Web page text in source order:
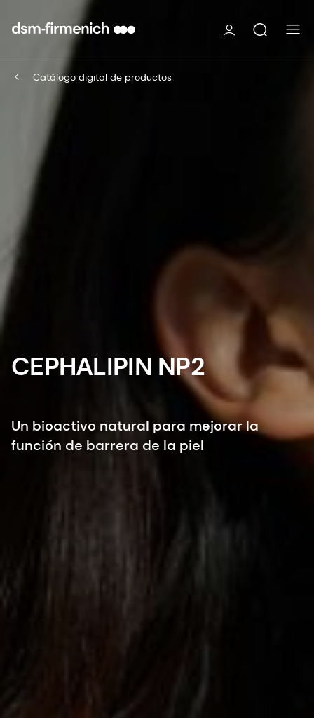
Catálogo digital de productos
CEPHALIPIN NP2
Un bioactivo natural para mejorar la
función de barrera de la piel